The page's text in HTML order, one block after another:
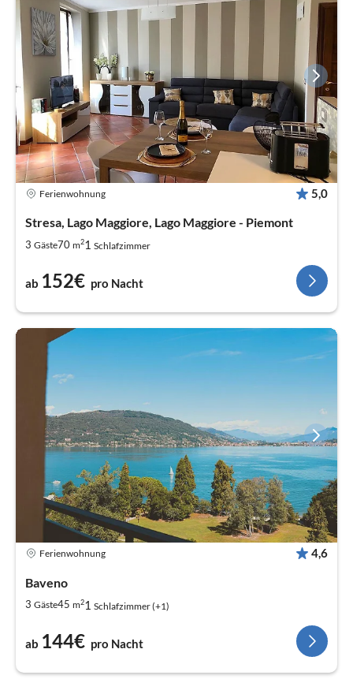
Ferienwohnung 5,0
Stresa, Lago Maggiore, Lago Maggiore - Piemont
3 Gäste70 m21 Schlafzimmer
ab 152€ pro Nacht
Ferienwohnung 4,6
Baveno
3 Gäste45 m21 Schlafzimmer (+1)
ab 144€ pro Nacht